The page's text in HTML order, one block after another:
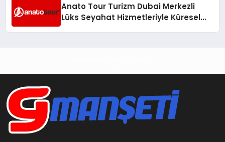
Anato Tour Turizm Dubai Merkezli
Lüks Seyahat Hizmetleriyle Küresel